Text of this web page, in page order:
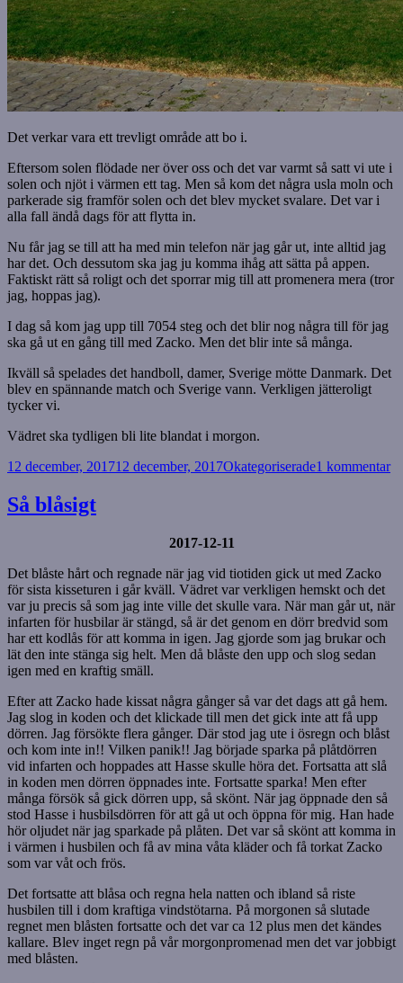
Det verkar vara ett trevligt område att bo i.
Eftersom solen flödade ner över oss och det var varmt så satt vi ute i
solen och njöt i värmen ett tag. Men så kom det några usla moln och
parkerade sig framför solen och det blev mycket svalare. Det var i
alla fall ändå dags för att flytta in.
Nu får jag se till att ha med min telefon när jag går ut, inte alltid jag
har det. Och dessutom ska jag ju komma ihåg att sätta på appen.
Faktiskt rätt så roligt och det sporrar mig till att promenera mera (tror
jag, hoppas jag).
I dag så kom jag upp till 7054 steg och det blir nog några till för jag
ska gå ut en gång till med Zacko. Men det blir inte så många.
Ikväll så spelades det handboll, damer, Sverige mötte Danmark. Det
blev en spännande match och Sverige vann. Verkligen jätteroligt
tycker vi.
Vädret ska tydligen bli lite blandat i morgon.
Postat
12 december, 201712 december, 2017Kategorier
Okategoriserade1 kommentartill
Så blåsigt
2017-12-11
Det blåste hårt och regnade när jag vid tiotiden gick ut med Zacko
för sista kisseturen i går kväll. Vädret var verkligen hemskt och det
var ju precis så som jag inte ville det skulle vara. När man går ut, när
infarten för husbilar är stängd, så är det genom en dörr bredvid som
har ett kodlås för att komma in igen. Jag gjorde som jag brukar och
lät den inte stänga sig helt. Men då blåste den upp och slog sedan
igen med en kraftig smäll.
Efter att Zacko hade kissat några gånger så var det dags att gå hem.
Jag slog in koden och det klickade till men det gick inte att få upp
dörren. Jag försökte flera gånger. Där stod jag ute i ösregn och blåst
och kom inte in!! Vilken panik!! Jag började sparka på plåtdörren
vid infarten och hoppades att Hasse skulle höra det. Fortsatta att slå
in koden men dörren öppnades inte. Fortsatte sparka! Men efter
många försök så gick dörren upp, så skönt. När jag öppnade den så
stod Hasse i husbilsdörren för att gå ut och öppna för mig. Han hade
hör oljudet när jag sparkade på plåten. Det var så skönt att komma in
i värmen i husbilen och få av mina våta kläder och få torkat Zacko
som var våt och frös.
Det fortsatte att blåsa och regna hela natten och ibland så riste
husbilen till i dom kraftiga vindstötarna. På morgonen så slutade
regnet men blåsten fortsatte och det var ca 12 plus men det kändes
kallare. Blev inget regn på vår morgonpromenad men det var jobbigt
med blåsten.